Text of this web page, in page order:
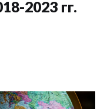
2023 гг.